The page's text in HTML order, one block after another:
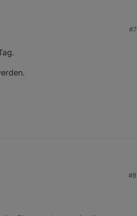
funktionieren auch. Der Kilometerstand
im Minutentakt abgefragt und
#7
#8